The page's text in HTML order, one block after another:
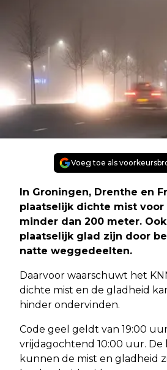
Voeg toe als
In Groningen, Drenthe en
plaatselijk dichte mist
minder dan 200 meter.
plaatselijk glad zijn door
natte weggedeelten.
Daarvoor waarschuwt het
dichte mist en de gladheid
hinder ondervinden.
Code geel geldt van 19:00
vrijdagochtend 10:00 uur.
kunnen de mist en gladheid